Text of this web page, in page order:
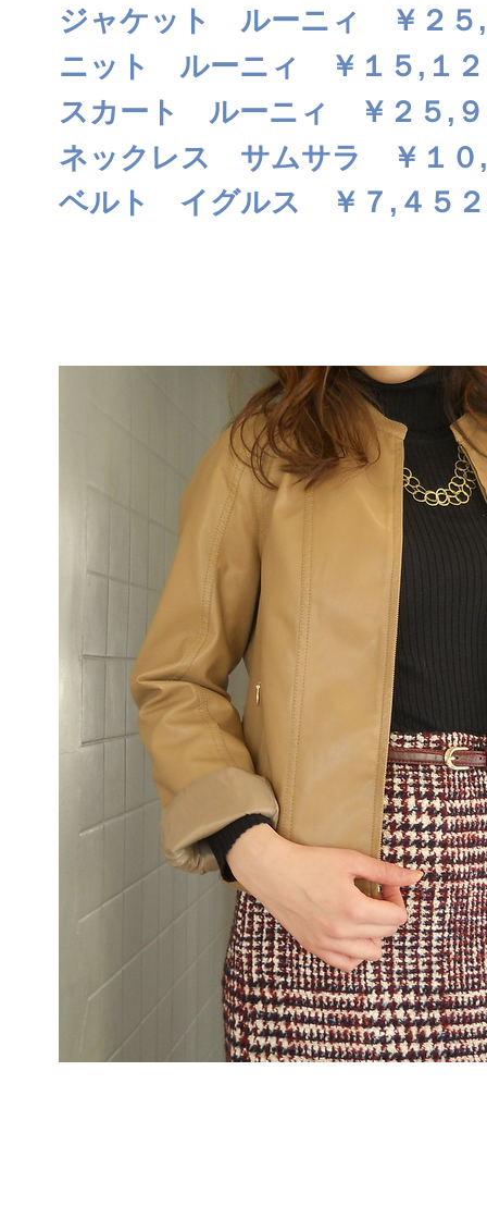
ジャケット ルーニィ ￥２５,
ニット ルーニィ ￥１５,１
スカート ルーニィ ￥２５,９
ネックレス サムサラ ￥１０,
ベルト イグルス ￥７,４５２